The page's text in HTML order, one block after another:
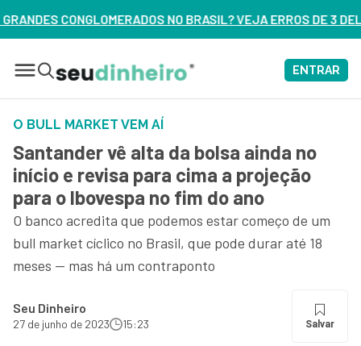
BRASIL? VEJA ERROS DE 3 DELES – ASSISTA AGORA
ENTRAR
O BULL MARKET VEM AÍ
Santander vê alta da bolsa ainda no
início e revisa para cima a projeção
para o Ibovespa no fim do ano
O banco acredita que podemos estar começo de um
bull market cíclico no Brasil, que pode durar até 18
meses — mas há um contraponto
Seu Dinheiro
27 de junho de 2023 15:23 Salvar